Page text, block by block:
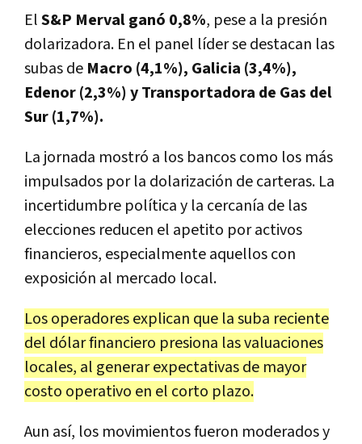
ElS&P Merval ganó 0,8%, pese a la presión
dolarizadora. En el panel líder se destacan las
subas de Macro (4,1%), Galicia (3,4%),
Edenor (2,3%) y Transportadora de Gas del
Sur (1,7%).
La jornada mostró a los bancos como los más
impulsados por la dolarización de carteras. La
incertidumbre política y la cercanía de las
elecciones reducen el apetito por activos
financieros, especialmente aquellos con
exposición al mercado local.
Los operadores explican que la suba reciente
del dólar financiero presiona las valuaciones
locales, al generar expectativas de mayor
costo operativo en el corto plazo.
Aun así, los movimientos fueron moderados y